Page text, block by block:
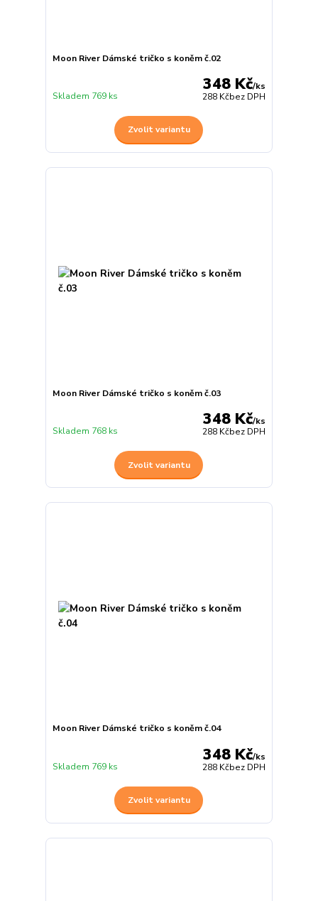
Moon River Dámské tričko s koněm č.02
348 Kč/ks
288 Kčbez DPH
Skladem 769 ks
Zvolit variantu
Moon River Dámské tričko s koněm č.03
348 Kč/ks
288 Kčbez DPH
Skladem 768 ks
Zvolit variantu
Moon River Dámské tričko s koněm č.04
348 Kč/ks
288 Kčbez DPH
Skladem 769 ks
Zvolit variantu